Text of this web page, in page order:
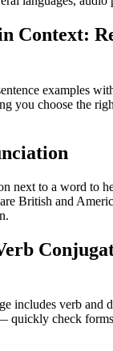
Context:
examples
you choose the
next to a word to
British and
includes verb and
quickly check